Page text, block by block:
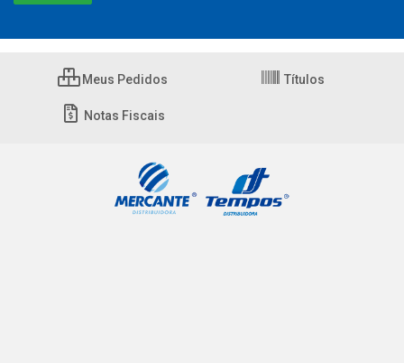
Meus Pedidos Títulos
Notas Fiscais